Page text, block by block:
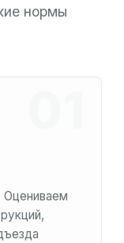
нормы
Оцениваем